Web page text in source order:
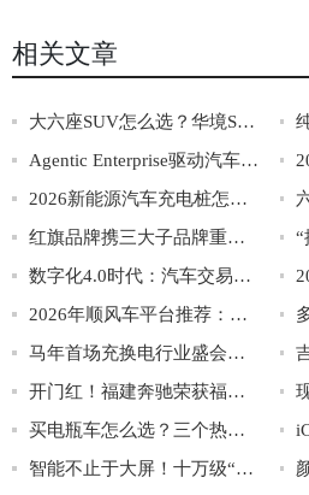
相关文章
大六座SUV怎么选？华境S与零跑D19全方位硬核拆解
Agentic Enterprise驱动汽车营销增长，数说故事智慧出行行业增长论坛在渝圆满举办
2026新能源汽车充电桩怎么选？安全型品牌与选购要点
红旗品牌携三大子品牌重磅新品亮相2026北京车展
数字化4.0时代：汽车交易线上转型白皮书
2026年顺风车平台推荐：哪款打车软件好用又便宜？
马年首场充换电行业盛会，三月在沪召开
开门红！福建奔驰荣获福建车市品牌盛典双料大奖
买电瓶车怎么选？三个热门品牌测评，通勤代步都适配
智能不止于大屏！十万级“AI智能轿车”银河L6，如何重新定义人车交互？